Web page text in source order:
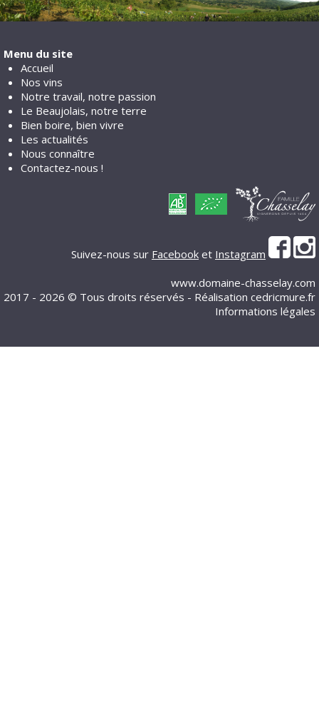
Menu du site
Accueil
Nos vins
Notre travail, notre passion
Le Beaujolais, notre terre
Bien boire, bien vivre
Les actualités
Nous connaître
Contactez-nous !
Suivez-nous sur Facebook et Instagram
www.domaine-chasselay.com
2017 - 2026 © Tous droits réservés - Réalisation cedricmure.fr
Informations légales